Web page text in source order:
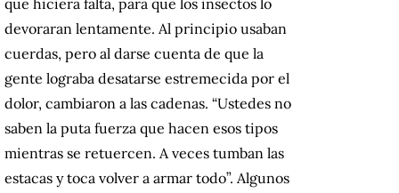
que hiciera falta, para que los insectos lo
devoraran lentamente. Al principio usaban
cuerdas, pero al darse cuenta de que la
gente lograba desatarse estremecida por el
dolor, cambiaron a las cadenas. “Ustedes no
saben la puta fuerza que hacen esos tipos
mientras se retuercen. A veces tumban las
estacas y toca volver a armar todo”. Algunos